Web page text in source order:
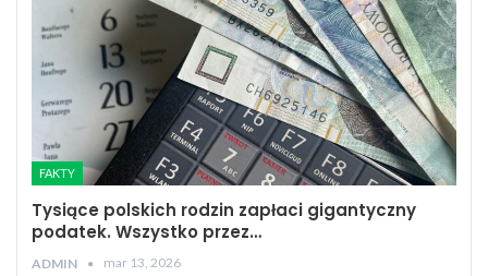
FAKTY
Tysiące polskich rodzin zapłaci gigantyczny
podatek. Wszystko przez…
ADMIN mar 13, 2026